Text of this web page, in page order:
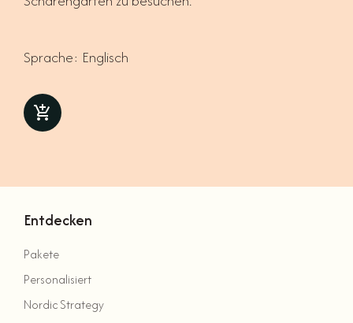
Sprache: Englisch
Entdecken
Pakete
Personalisiert
Nordic Strategy